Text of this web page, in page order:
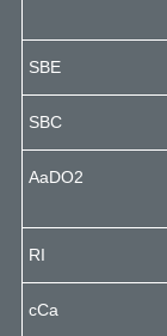
SBE
SBC
AaDO2
RI
cCa